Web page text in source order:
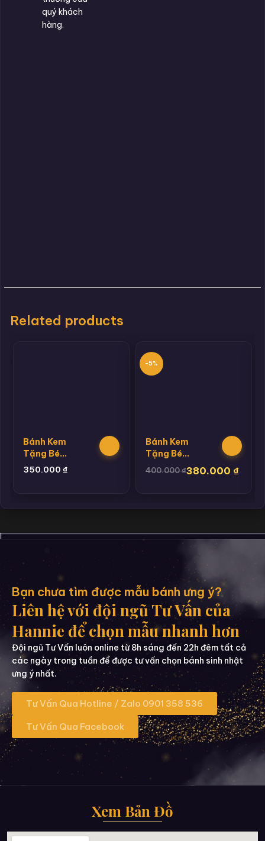
quý khách
hàng.
Related products
Bánh Kem
Tặng Bé
Trai
350.000 ₫
-5%
Bánh Kem
Tặng Bé
Trai
Hannie 16
400.000₫380.000 ₫
Bạn chưa tìm được mẫu bánh ưng ý?
Liên hệ với đội ngũ Tư Vấn của
Hannie để chọn mẫu nhanh hơn
Đội ngũ Tư Vấn luôn online từ 8h sáng đến 22h đêm tất cả
các ngày trong tuần để được tư vấn chọn bánh sinh nhật
ưng ý nhất.
Tư Vấn Qua Hotline / Zalo 0901 358 536
Tư Vấn Qua Facebook
Xem Bản Đồ